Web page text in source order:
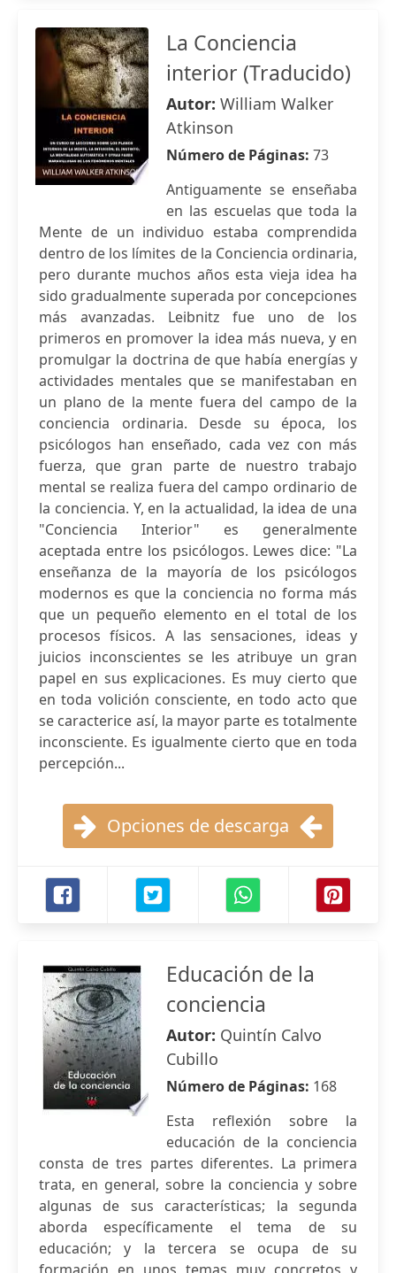
La Conciencia
interior (Traducido)
Autor: William Walker
Atkinson
Número de Páginas: 73
Antiguamente se enseñaba
en las escuelas que toda la
Mente de un individuo estaba comprendida
dentro de los límites de la Conciencia ordinaria,
pero durante muchos años esta vieja idea ha
sido gradualmente superada por concepciones
más avanzadas. Leibnitz fue uno de los
primeros en promover la idea más nueva, y en
promulgar la doctrina de que había energías y
actividades mentales que se manifestaban en
un plano de la mente fuera del campo de la
conciencia ordinaria. Desde su época, los
psicólogos han enseñado, cada vez con más
fuerza, que gran parte de nuestro trabajo
mental se realiza fuera del campo ordinario de
la conciencia. Y, en la actualidad, la idea de una
"Conciencia Interior" es generalmente
aceptada entre los psicólogos. Lewes dice: "La
enseñanza de la mayoría de los psicólogos
modernos es que la conciencia no forma más
que un pequeño elemento en el total de los
procesos físicos. A las sensaciones, ideas y
juicios inconscientes se les atribuye un gran
papel en sus explicaciones. Es muy cierto que
en toda volición consciente, en todo acto que
se caracterice así, la mayor parte es totalmente
inconsciente. Es igualmente cierto que en toda
percepción...
Opciones de descarga
Educación de la
conciencia
Autor: Quintín Calvo
Cubillo
Número de Páginas: 168
Esta reflexión sobre la
educación de la conciencia
consta de tres partes diferentes. La primera
trata, en general, sobre la conciencia y sobre
algunas de sus características; la segunda
aborda específicamente el tema de su
educación; y la tercera se ocupa de su